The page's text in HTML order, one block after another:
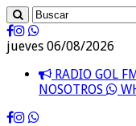
jueves 06/08/2026
RADIO GOL
NOSOTROS